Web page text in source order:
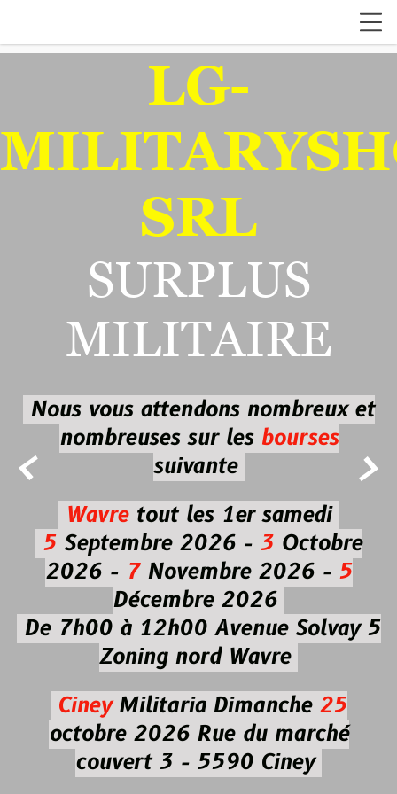
 
LG-
SRL
SURPLUS
MILITAIRE
Nous vous attendons nombreux et
nombreuses sur les bourses
suivante
Wavretout les 1er samedi
5Septembre 2026 - 3Octobre
2026 -7Novembre 2026 - 5
Décembre 2026
De 7h00 à 12h00 Avenue Solvay 5
Zoning nord Wavre
CineyMilitaria Dimanche 25
octobre 2026Rue du marché
couvert 3 - 5590 Ciney